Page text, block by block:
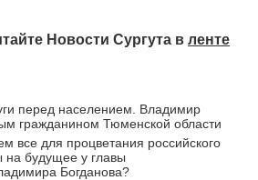
Новости Сургута в ленте
перед населением. Владимир
гражданином Тюменской области
все для процветания российского
на будущее у главы
Богданова?